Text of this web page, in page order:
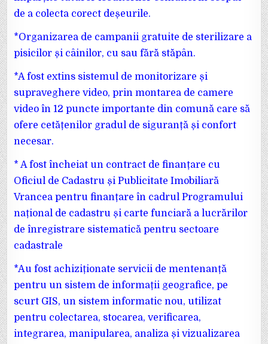
de a colecta corect deșeurile.
*Organizarea de campanii gratuite de sterilizare a
pisicilor și câinilor, cu sau fără stăpân.
*A fost extins sistemul de monitorizare și
supraveghere video, prin montarea de camere
video în 12 puncte importante din comună care să
ofere cetățenilor gradul de siguranță și confort
necesar.
* A fost încheiat un contract de finanțare cu
Oficiul de Cadastru și Publicitate Imobiliară
Vrancea pentru finanțare în cadrul Programului
național de cadastru și carte funciară a lucrărilor
de înregistrare sistematică pentru sectoare
cadastrale
*Au fost achiziționate servicii de mentenanță
pentru un sistem de informații geografice, pe
scurt GIS, un sistem informatic nou, utilizat
pentru colectarea, stocarea, verificarea,
integrarea, manipularea, analiza și vizualizarea